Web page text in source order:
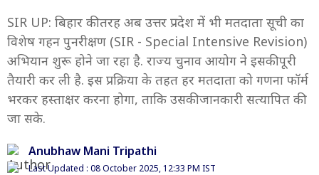
SIR UP: बिहार की तरह अब उत्तर प्रदेश में भी मतदाता सूची का
विशेष गहन पुनरीक्षण (SIR - Special Intensive Revision)
अभियान शुरू होने जा रहा है. राज्य चुनाव आयोग ने इसकी पूरी
तैयारी कर ली है. इस प्रक्रिया के तहत हर मतदाता को गणना फॉर्म
भरकर हस्ताक्षर करना होगा, ताकि उसकी जानकारी सत्यापित की
जा सके.
Anubhaw Mani Tripathi
Last Updated : 08 October 2025, 12:33 PM IST